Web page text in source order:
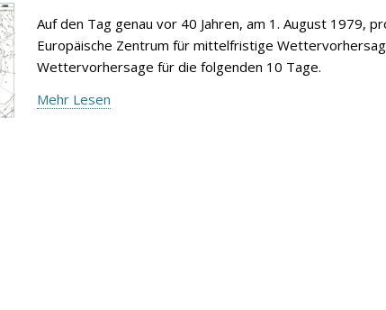
Auf den Tag genau vor 40 Jahren, am 1. August 1979,
Europäische Zentrum für mittelfristige
Wettervorhersage für die folgenden 10 Tage.
Mehr Lesen